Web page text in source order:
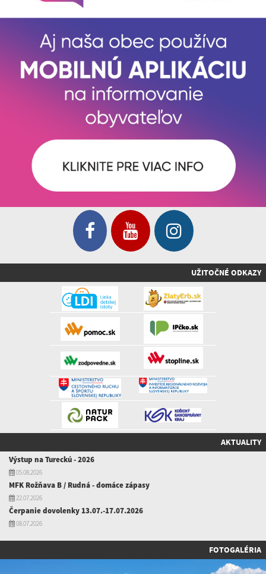
UŽITOČNÉ ODKAZY
AKTUALITY
Výstup na Tureckú - 2026
05.08.2026
MFK Rožňava B / Rudná - domáce zápasy
22.07.2026
Čerpanie dovolenky 13.07.-17.07.2026
08.07.2026
FOTOGALÉRIA